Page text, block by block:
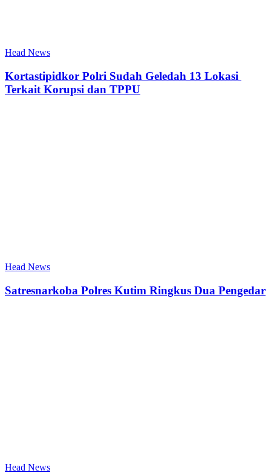
Head News
Kortastipidkor Polri Sudah Geledah 13 Lokasi
Terkait Korupsi dan TPPU
Head News
Satresnarkoba Polres Kutim Ringkus Dua Pengedar
Head News